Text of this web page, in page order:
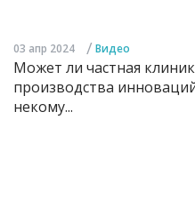
03 апр 2024 / Видео
Может ли частная
производства
некому...